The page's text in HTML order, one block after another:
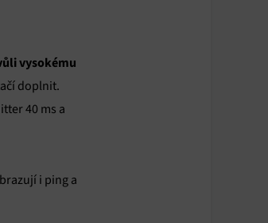
vysokému
doplnit.
40 ms a
i ping a